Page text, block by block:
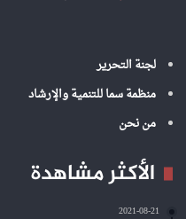
لجنة التحرير
منظمة سما للتنمية والإرشاد
من نحن
الأكثر مشاهدة
2021-08-21